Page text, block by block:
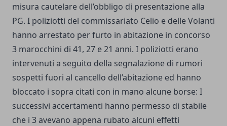
misura cautelare dell’obbligo di presentazione alla
PG. I poliziotti del commissariato Celio e delle Volanti
hanno arrestato per furto in abitazione in concorso
3 marocchini di 41, 27 e 21 anni. I poliziotti erano
intervenuti a seguito della segnalazione di rumori
sospetti fuori al cancello dell’abitazione ed hanno
bloccato i sopra citati con in mano alcune borse: I
successivi accertamenti hanno permesso di stabile
che i 3 avevano appena rubato alcuni effetti